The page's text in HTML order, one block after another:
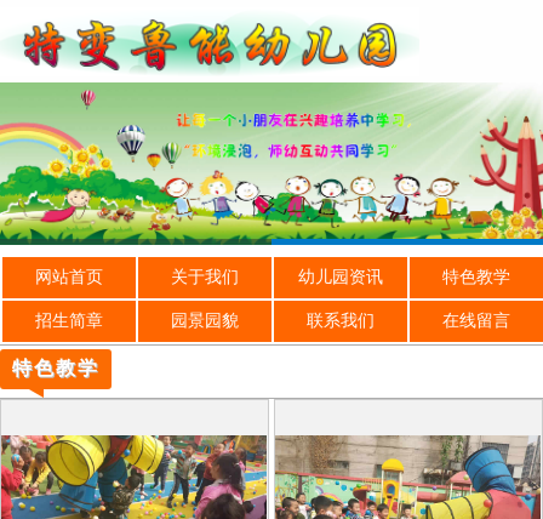
网站首页 关于我们 幼儿园资讯 特色教学
招生简章 园景园貌 联系我们 在线留言
特色教学